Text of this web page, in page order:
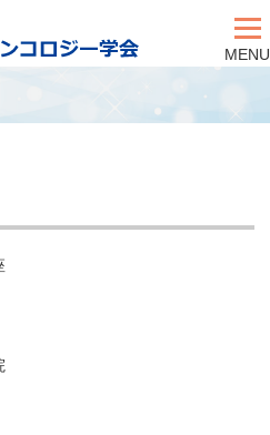
MENU